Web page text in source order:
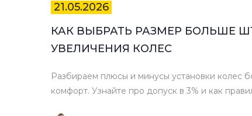
21.05.2026
КАК ВЫБРАТЬ РАЗМЕР БОЛЬШЕ
УВЕЛИЧЕНИЯ КОЛЕС
Разбираем плюсы и минусы установки колес
комфорт. Узнайте про допуск в 3% и как